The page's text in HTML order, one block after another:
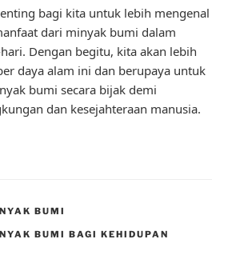
bagi kita untuk lebih mengenal
dari minyak bumi dalam
Dengan begitu, kita akan lebih
daya alam ini dan berupaya untuk
bumi secara bijak demi
dan kesejahteraan manusia.
BUMI
BUMI BAGI KEHIDUPAN